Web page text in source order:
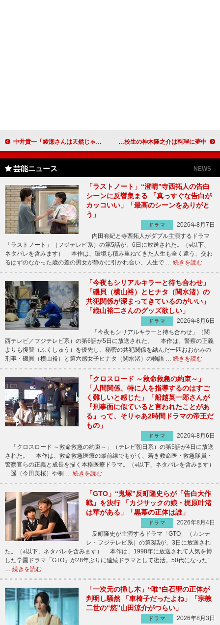
中井貴一「綾瀬さんは天然じゃなくてトンチンカン」 堤真一、岡田将生らと「プリンセストヨトミ」完成会見 松岡昌宏が、神木隆之介を絶賛 現役高校生の神木隆之介は料理に夢中
芸能ニュース NEWS
「ラストノート」“澄晴”寺西拓人の告白
シーンに反響集まる 「真っすぐな告白が
カッコいい」「最高のシーンをありがと
う」
ドラマ
2026年8月7日
内田有紀と寺西拓人がダブル主演するドラマ
「ラストノート」（フジテレビ系）の第5話が、6日に放送された。（※以下、
ネタバレを含みます） 本作は、環境も積み重ねてきた人生も全く違う、交わ
るはずのなかった歳の差の男女が静かに引かれ合い、人生で … 続きを読む
「今夜もシリアルキラーと待ち合わせ」
「磯貝（横山裕）とヒナタ（関水渚）の
共犯関係が深まってきているのがいい」
「縦山裕二さんのグッズ欲しい」
ドラマ
2026年8月6日
「今夜もシリアルキラーと待ち合わせ」（関
西テレビ／フジテレビ系）の第6話が5日に放送された。 本作は、警察の正義
よりも復讐（ふくしゅう）を優先し、秘密の共犯関係を結んだ一匹おおかみの
刑事・磯貝（横山裕）と第六感女子ヒナタ（関水渚）の物語 … 続きを読む
「クロスロード ～救命救急の約束～」
「人間関係、特に人を指導するのはすご
く難しいと感じた」「船越英一郎さんが
『刑事面に似ていると言われたことがあ
る』って、そりゃあ2時間ドラマの帝王だ
もの」
ドラマ
2026年8月6日
「クロスロード ～救命救急の約束～」（テレビ朝日系）の第5話が4日に放送
された。 本作は、救命救急医療の最前線でもがく、若き救命医・救急隊員・
警察官らの正義と成長を描く本格医療ドラマ。（※以下、ネタバレを含みます）
遥（今田美桜）や桐 … 続きを読む
「GTO」“鬼塚”反町隆史らが「告白大作
戦」を決行 「カジサックの娘・梶原叶渚
は華がある」「黒幕の正体は誰」
ドラマ
2026年8月4日
反町隆史が主演するドラマ「GTO」（カンテ
レ・フジテレビ系）の第3話が、3日に放送され
た。（※以下、ネタバレを含みます） 本作は、1998年に放送されて人気を博
した学園ドラマ「GTO」が28年ぶりに連続ドラマとして復活。50代になった“
続きを読む
「一次元の挿し木」“唯”白石聖の正体が
判明し騒然 「車椅子だったよね」「宗教
二世の“悠”山田涼介がつらい」
ドラマ
2026年8月3日